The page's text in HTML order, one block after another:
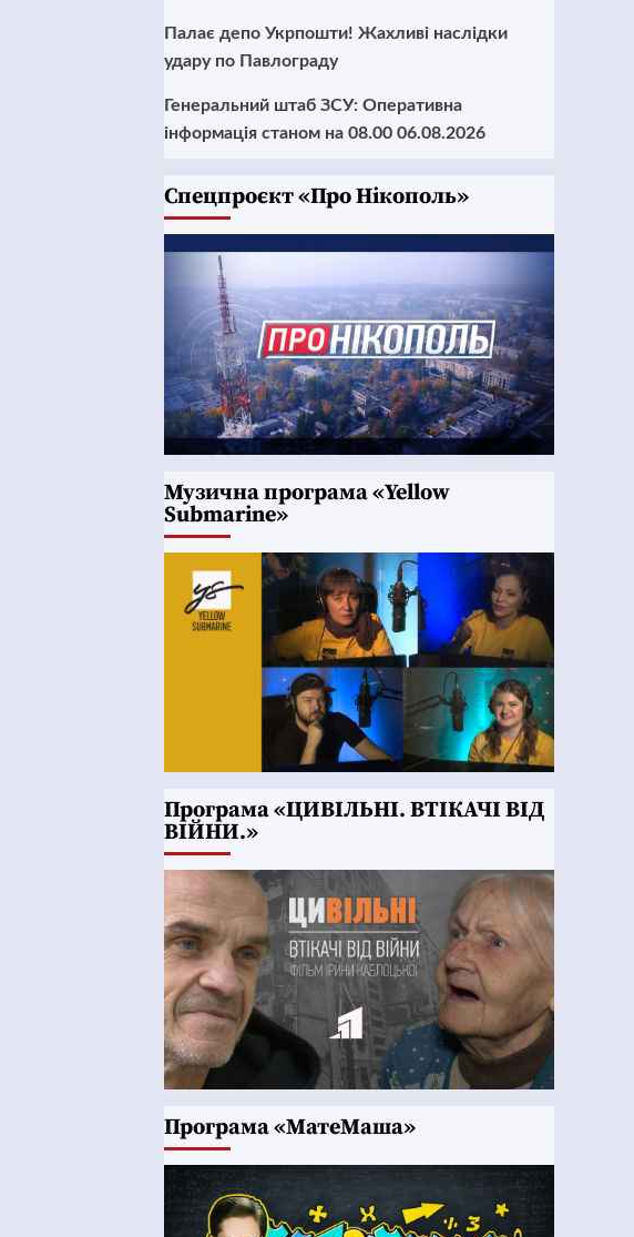
Палає депо Укрпошти! Жахливі наслідки
удару по Павлограду
Генеральний штаб ЗСУ: Оперативна
інформація станом на 08.00 06.08.2026
Cпецпроєкт «Про Нікополь»
Музична програма «Yellow
Submarine»
Програма «ЦИВІЛЬНІ. ВТІКАЧІ ВІД
ВІЙНИ.»
Програма «МатеМаша»